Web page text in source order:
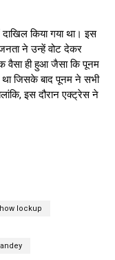
किया गया था। इस
ने उन्हें वोट देकर
वैसा ही हुआ जैसा कि पूनम
था जिसके बाद पूनम ने सभी
इस दौरान एक्ट्रेस ने
lockup